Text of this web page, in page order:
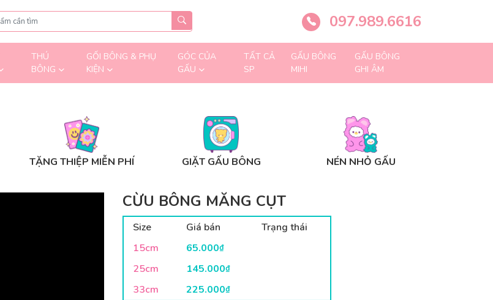
097.989.6616
THÚ
BÔNG
GỐI BÔNG & PHỤ
KIỆN
GÓC CỦA
GẤU
TẤT CẢ
SP
GẤU BÔNG
MIHI
GẤU BÔNG
GHI ÂM
TẶNG THIỆP MIỄN PHÍ GIẶT GẤU BÔNG NÉN NHỎ GẤU
CỪU BÔNG MĂNG CỤT
Size Giá bán
Trạng thái
15cm
65.000₫
25cm 145.000₫
33cm 225.000₫